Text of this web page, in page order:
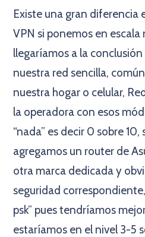
Existe una gran diferencia
VPN si ponemos en escala
llegaríamos a la
nuestra red sencilla,
nuestra hogar o celular,
la operadora con esos
“nada” es decir 0 sobre
agregamos un router de
otra marca dedicada y
seguridad
psk” pues tendríamos
estaríamos en el nivel 3-5